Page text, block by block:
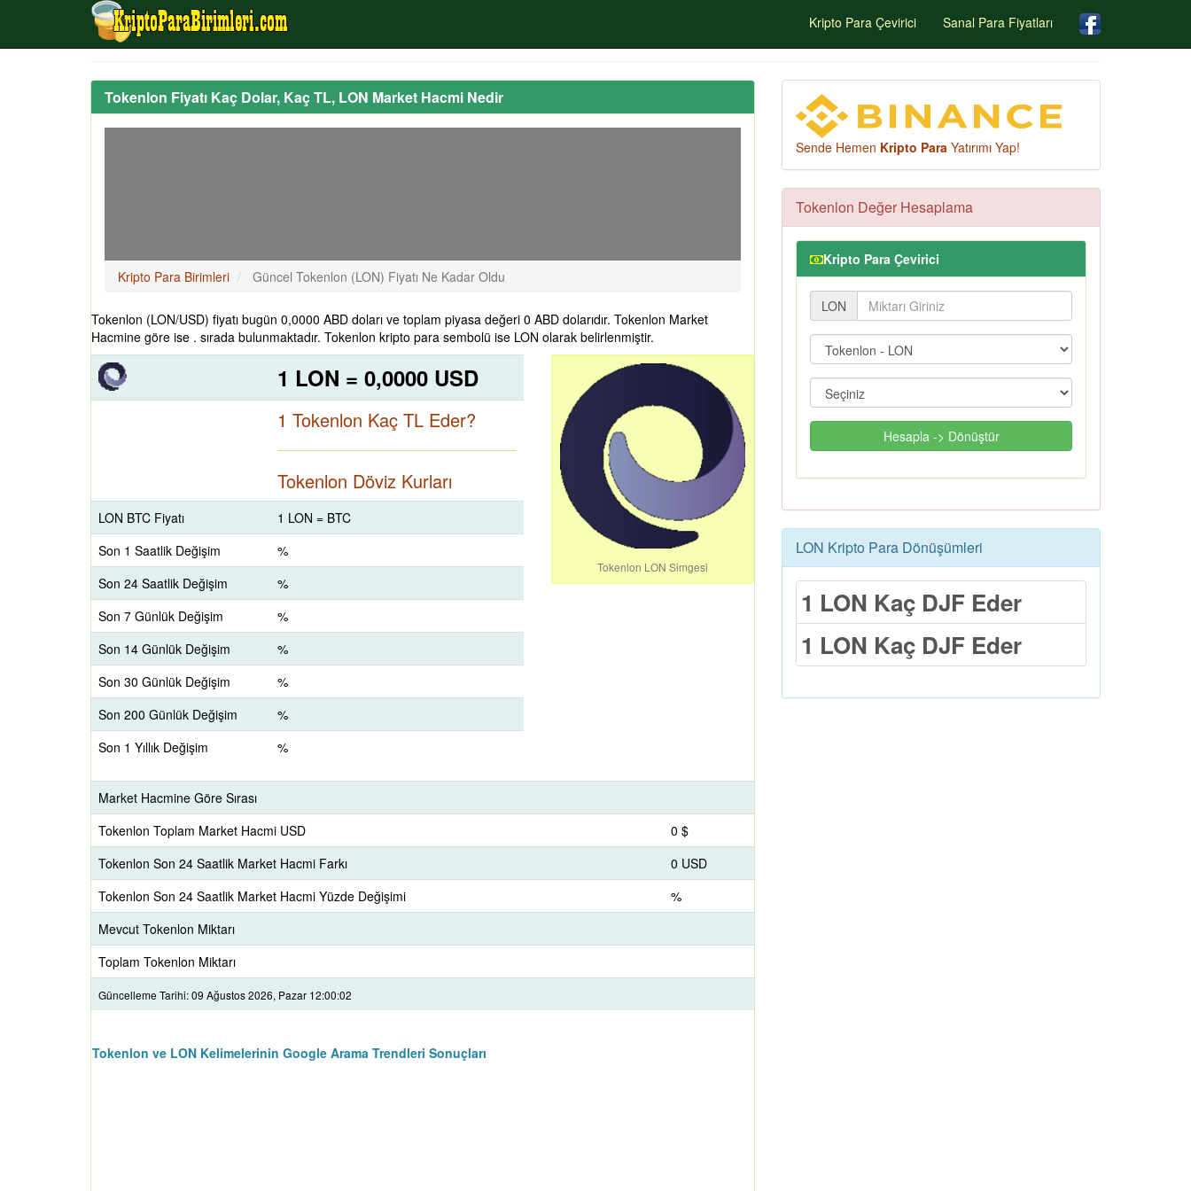
Kripto Para Çevirici Sanal Para Fiyatları
Tokenlon Fiyatı Kaç Dolar, Kaç TL, LON Market Hacmi Nedir
Kripto Para Birimleri Güncel Tokenlon (LON) Fiyatı Ne Kadar Oldu
Tokenlon (LON/USD) fiyatı bugün 0,0000 ABD doları ve toplam piyasa değeri 0 ABD dolarıdır. Tokenlon Market
Hacmine göre ise . sırada bulunmaktadır. Tokenlon kripto para sembolü ise LON olarak belirlenmiştir.
1 LON = 0,0000 USD
1 Tokenlon Kaç TL Eder?
Tokenlon Döviz Kurları
LON BTC Fiyatı
1 LON = BTC
Son 1 Saatlik Değişim
%
Son 24 Saatlik Değişim
%
Son 7 Günlük Değişim
%
Son 14 Günlük Değişim
%
Son 30 Günlük Değişim
%
Son 200 Günlük Değişim
%
Son 1 Yıllık Değişim
%
Tokenlon LON Simgesi
Market Hacmine Göre Sırası
Tokenlon Toplam Market Hacmi USD
0 $
Tokenlon Son 24 Saatlik Market Hacmi Farkı
0 USD
Tokenlon Son 24 Saatlik Market Hacmi Yüzde Değişimi
%
Mevcut Tokenlon Miktarı
Toplam Tokenlon Miktarı
Güncelleme Tarihi: 09 Ağustos 2026, Pazar 12:00:02
Tokenlon ve LON Kelimelerinin Google Arama Trendleri Sonuçları
Sende Hemen Kripto Para Yatırımı Yap!
Tokenlon Değer Hesaplama
Kripto Para Çevirici
LON
Hesapla -> Dönüştür
LON Kripto Para Dönüşümleri
1 LON Kaç DJF Eder
1 LON Kaç DJF Eder